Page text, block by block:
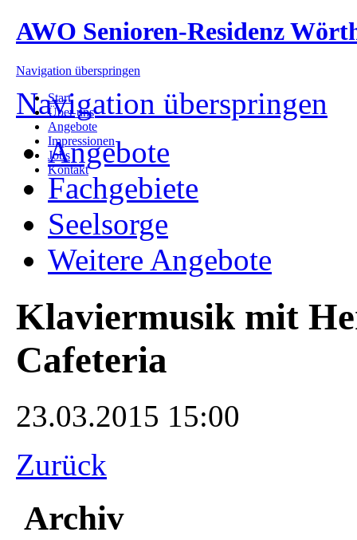
AWO Senioren-Residenz
Navigation überspringen
Start
Über uns
Angebote
Impressionen
Jobs
Kontakt
Navigation überspringen
Angebote
Fachgebiete
Seelsorge
Weitere Angebote
Klaviermusik mit
Cafeteria
23.03.2015 15:00
Zurück
Archiv